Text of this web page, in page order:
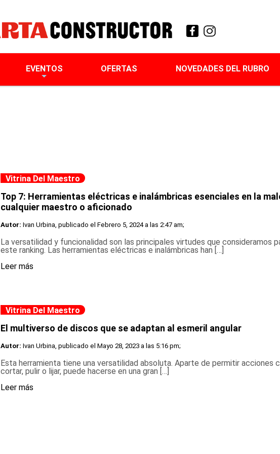
EVENTOS OFERTAS NOVEDADES DEL RUBRO
Vitrina Del Maestro
Top 7: Herramientas eléctricas e inalámbricas esenciales en la
cualquier maestro o aficionado
Autor: Ivan Urbina, publicado el Febrero 5, 2024 a las 2:47 am;
La versatilidad y funcionalidad son las principales virtudes que consideramos
este ranking. Las herramientas eléctricas e inalámbricas han […]
Leer más
Vitrina Del Maestro
El multiverso de discos que se adaptan al esmeril angular
Autor: Ivan Urbina, publicado el Mayo 28, 2023 a las 5:16 pm;
Esta herramienta tiene una versatilidad absoluta. Aparte de permitir acciones
cortar, pulir o lijar, puede hacerse en una gran […]
Leer más